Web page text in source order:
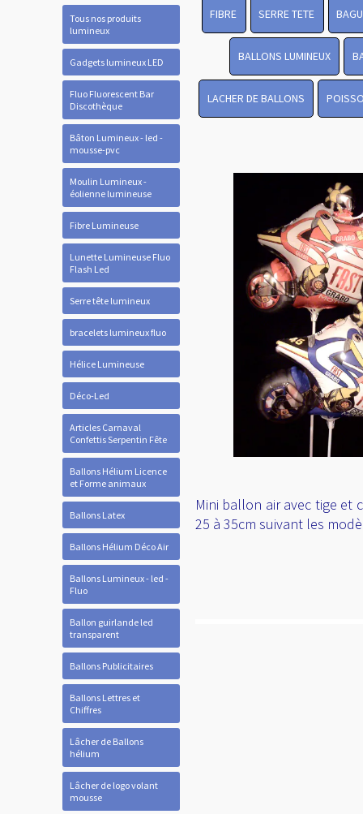
Tous nos produits
lumineux
Gadgets lumineux LED
Fluo Fluorescent Bar
Discothèque
Bâton Lumineux - led -
mousse-pvc
Moulin Lumineux -
éolienne lumineuse
Fibre Lumineuse
Lunette Lumineuse Fluo
Flash Led
Serre tête lumineux
bracelets lumineux fluo
Hélice Lumineuse
Déco-Led
Articles Carnaval
Confettis Serpentin Fête
Ballons Hélium Licence
et Forme animaux
Ballons Latex
Ballons Hélium Déco Air
Ballons Lumineux - led -
Fluo
Ballon guirlande led
transparent
Ballons Publicitaires
Ballons Lettres et
Chiffres
Lâcher de Ballons
hélium
Lâcher de logo volant
mousse
FIBRE SERRE TETE
BALLONS LUMINEUX
LACHER DE BALLONS
Mini ballon air avec tige
25 à 35cm suivant les